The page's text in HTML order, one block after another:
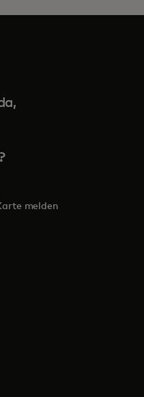
melden
geöffnet
Registerkarte geöffnet